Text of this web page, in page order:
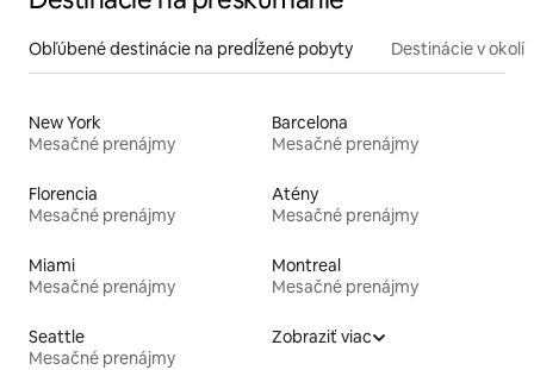
Obľúbené destinácie na predĺžené pobyty Destinácie v okolí
New York
Mesačné prenájmy
Barcelona
Mesačné prenájmy
Florencia
Mesačné prenájmy
Atény
Mesačné prenájmy
Miami
Mesačné prenájmy
Montreal
Mesačné prenájmy
Seattle
Mesačné prenájmy
Zobraziť viac